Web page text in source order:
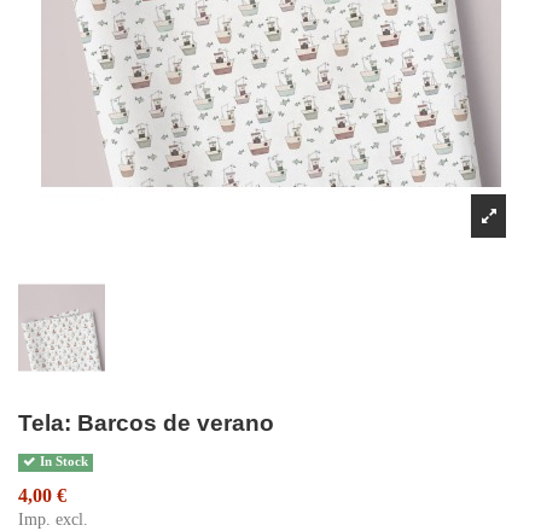
Tela: Barcos de verano
In Stock
4,00 €
Imp. excl.